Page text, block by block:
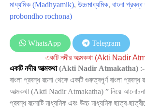
মাধ্যমিক (Madhyamik), উচ্চমাধ্যমিক, বাংলা
probondho rochona)
WhatsApp
Telegram
একটি নদীর আত্মকথা (Akti Nadir
একটি নদীর আত্মকথা(Akti Nadir Atmakatha)
বাংলা প্রবন্ধ রচনা থেকে একটি গুরুত্বপূর্ণ বাংলা প্রবন্ধ
আত্মকথা (Akti Nadir Atmakatha) ” নিয়ে আলোচনা
প্রবন্ধ রচনাটি মাধ্যমিক এবং উচ্চ মাধ্যমিক ছাত্র-